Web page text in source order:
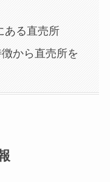
ある直売所
から直売所を